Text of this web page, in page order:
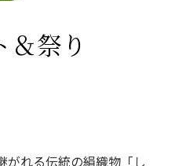
＆祭り
がれる伝統の絹織物「し